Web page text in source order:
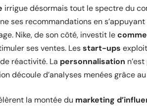
irrigue désormais tout le spectre du
ses recommandations en
Nike, de son côté, investit le
ses ventes. Lesstart-ups
réactivité. La personnalisation
découle d’analyses menées grâce au
la montée du marketing